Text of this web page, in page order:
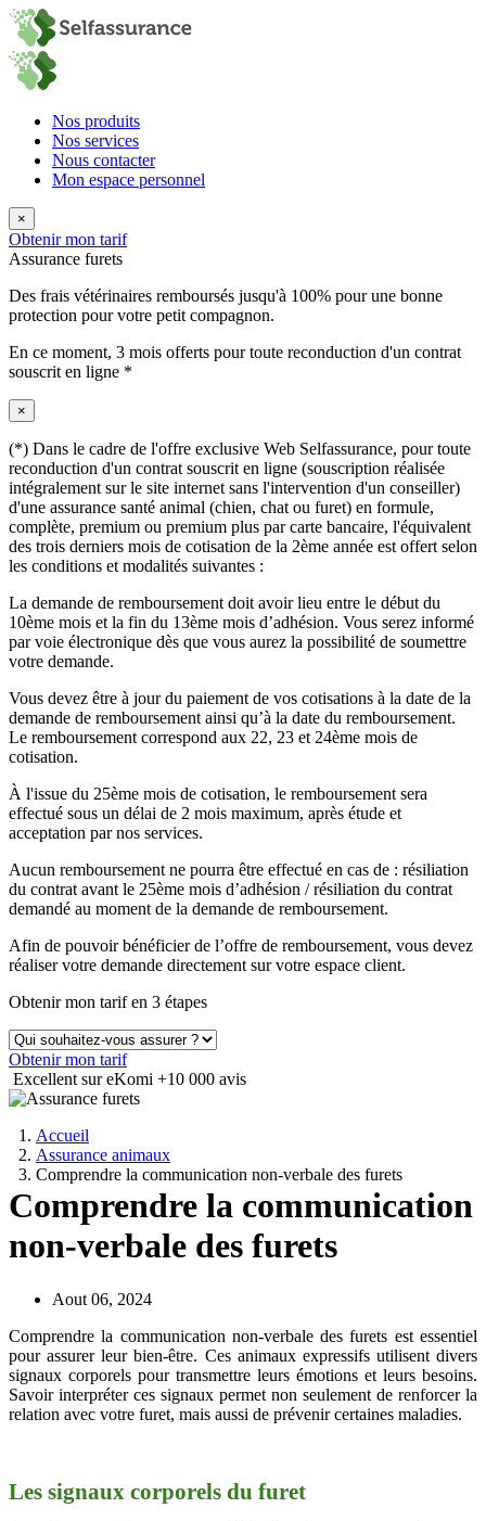
Nos produits
Nos services
Nous contacter
Mon espace personnel
×
Obtenir mon tarif
Assurance furets
Des frais vétérinaires remboursés jusqu'à 100% pour une bonne
protection pour votre petit compagnon.
En ce moment, 3 mois offerts pour toute reconduction d'un contrat
souscrit en ligne *
×
(*) Dans le cadre de l'offre exclusive Web Selfassurance, pour toute
reconduction d'un contrat souscrit en ligne (souscription réalisée
intégralement sur le site internet sans l'intervention d'un conseiller)
d'une assurance santé animal (chien, chat ou furet) en formule,
complète, premium ou premium plus par carte bancaire, l'équivalent
des trois derniers mois de cotisation de la 2ème année est offert selon
les conditions et modalités suivantes :
La demande de remboursement doit avoir lieu entre le début du
10ème mois et la fin du 13ème mois d’adhésion. Vous serez informé
par voie électronique dès que vous aurez la possibilité de soumettre
votre demande.
Vous devez être à jour du paiement de vos cotisations à la date de la
demande de remboursement ainsi qu’à la date du remboursement.
Le remboursement correspond aux 22, 23 et 24ème mois de
cotisation.
À l'issue du 25ème mois de cotisation, le remboursement sera
effectué sous un délai de 2 mois maximum, après étude et
acceptation par nos services.
Aucun remboursement ne pourra être effectué en cas de : résiliation
du contrat avant le 25ème mois d’adhésion / résiliation du contrat
demandé au moment de la demande de remboursement.
Afin de pouvoir bénéficier de l’offre de remboursement, vous devez
réaliser votre demande directement sur votre espace client.
Obtenir mon tarif en 3 étapes
Obtenir mon tarif
Excellent sur eKomi +10 000 avis
Accueil
Assurance animaux
Comprendre la communication non-verbale des furets
Comprendre la communication
non-verbale des furets
Aout 06, 2024
Comprendre la communication non-verbale des furets est essentiel
pour assurer leur bien-être. Ces animaux expressifs utilisent divers
signaux corporels pour transmettre leurs émotions et leurs besoins.
Savoir interpréter ces signaux permet non seulement de renforcer la
relation avec votre furet, mais aussi de prévenir certaines maladies.
Les signaux corporels du furet